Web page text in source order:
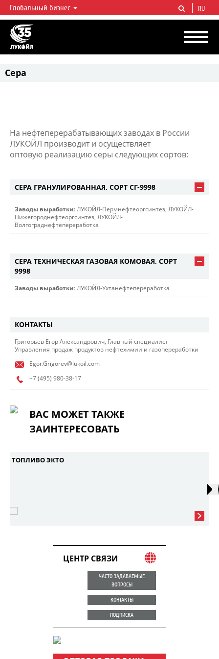
ЛУКОЙЛ СЕГОДНЯ
ЛУКОЙЛ — одна из крупнейших вертикально интегрированных
нефтегазовых компаний в мире, на долю которой приходится более 2%
мировой добычи нефти и около 1% доказанных запасов углеводородов.
Глобальный бизнес RU
Сера
На нефтеперерабатывающих заводах в России
ЛУКОЙЛ производит и осуществляет
оптовую реализацию серы следующих сортов:
СЕРА ГРАНУЛИРОВАННАЯ, СОРТ СГ-9998
Заводы выработки: ЛУКОЙЛ-Пермнефтеоргсинтез, ЛУКОЙЛ-
Нижегороднефтеоргсинтез, ЛУКОЙЛ-
Волгограднефтепереработка
СЕРА ТЕХНИЧЕСКАЯ ГАЗОВАЯ КОМОВАЯ, СОРТ
9998
Заводы выработки: ЛУКОЙЛ-Ухтанефтепереработка
КОНТАКТЫ
Григорьев Егор Александрович, Главный специалист
Управления продаж продуктов нефтехимии и газопереработки​​
Egor.Grigorev@lukoil.com
+7 (495) 980-38-17
ВАС МОЖЕТ ТАКЖЕ
ЗАИНТЕРЕСОВАТЬ
ТОПЛИВО ЭКТО
ЦЕНТР СВЯЗИ
ЧАСТО ЗАДАВАЕМЫЕ
ВОПРОСЫ
КОНТАКТЫ
ПОДПИСКА